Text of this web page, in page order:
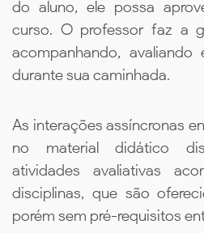
do aluno, ele possa
curso. O professor faz a
acompanhando,
durante sua caminhada.
As interações assíncronas
no material didático
atividades avaliativas
disciplinas, que são
porém sem pré-requisitos